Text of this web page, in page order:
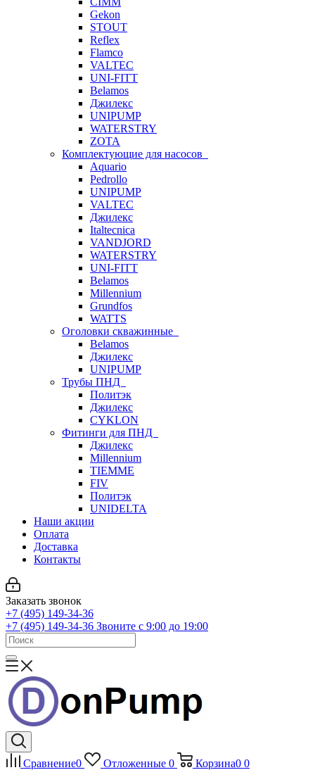
Gekon
STOUT
Reflex
Flamco
VALTEC
UNI-FITT
Belamos
Джилекс
UNIPUMP
WATERSTRY
ZOTA
Комплектующие для насосов
Aquario
Pedrollo
UNIPUMP
VALTEC
Джилекс
Italtecnica
VANDJORD
WATERSTRY
UNI-FITT
Belamos
Millennium
Grundfos
WATTS
Оголовки скважинные
Belamos
Джилекс
UNIPUMP
Трубы ПНД
Политэк
Джилекс
CYKLON
Фитинги для ПНД
Джилекс
Millennium
TIEMME
FIV
Политэк
UNIDELTA
Наши акции
Оплата
Доставка
Контакты
Заказать звонок
+7 (495) 149-34-36
+7 (495) 149-34-36 Звоните с 9:00 до 19:00
Сравнение0 Отложенные 0 Корзина0 0